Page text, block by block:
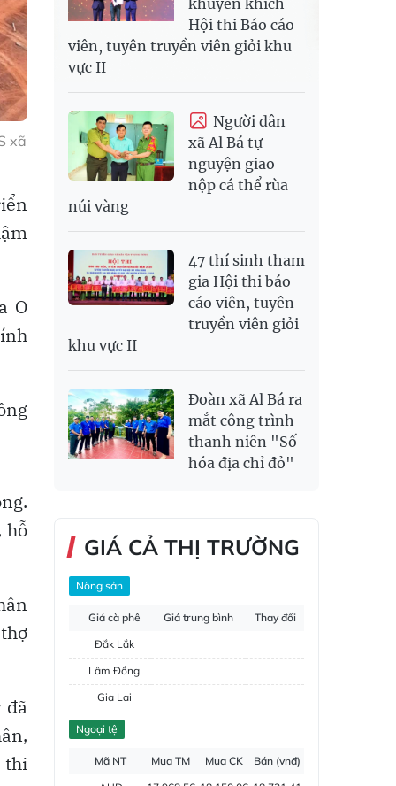
xã
O
hỗ
đã
thi
Hội thi Báo cáo
viên, tuyên truyền viên giỏi khu
vực II
Người dân
xã Al Bá tự
nguyện giao
nộp cá thể rùa
núi vàng
47 thí sinh tham
gia Hội thi báo
cáo viên, tuyên
truyền viên giỏi
khu vực II
Đoàn xã Al Bá ra
mắt công trình
thanh niên "Số
hóa địa chỉ đỏ"
GIÁ CẢ THỊ TRƯỜNG
Nông sản
Giá cà phê Giá trung bình
Thay đổi
Đắk Lắk
Lâm Đồng
Gia Lai
Đắk Nông
Ngoại tệ
Mã NT Mua TM Mua CK
Bán (vnđ)